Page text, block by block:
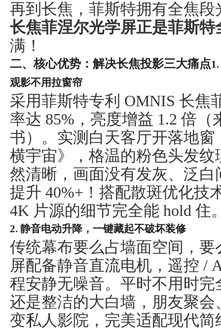
再到长焦，菲斯特拥有全焦
长焦菲涅尔光学屏正是菲斯特
满！
二、核心优势：解决长焦投影三大痛点
观影不用拉窗帘
采用菲斯特专利 OMNIS 长焦
率达 85%，亮度增益 1.2 倍
书）。实测白天客厅开落地
横宇宙》，格温的粉色头发
然清晰，画面没有发灰、泛
提升 40%+！搭配散斑优化技
4K 片源的细节完全能 hold 住
2. 静音电动升降，一键藏起不破坏装修
传统幕布要么占墙面空间，
屏配备静音直流电机，遥控 /
程安静无噪音。平时不用时
还是整洁的大白墙，朋友聚
变私人影院，完美适配现代